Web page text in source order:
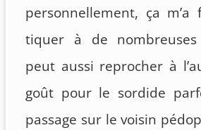
personnellement, ça m’a
tiquer à de
peut aussi reprocher à
goût pour le sordide
passage sur le voisin